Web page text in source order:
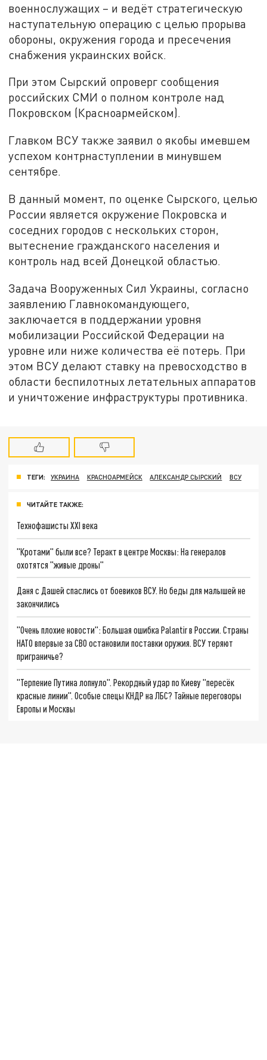
военнослужащих – и ведёт стратегическую
наступательную операцию с целью прорыва
обороны, окружения города и пресечения
снабжения украинских войск.
При этом Сырский опроверг сообщения
российских СМИ о полном контроле над
Покровском (Красноармейском).
Главком ВСУ также заявил о якобы имевшем
успехом контрнаступлении в минувшем
сентябре.
В данный момент, по оценке Сырского, целью
России является окружение Покровска и
соседних городов с нескольких сторон,
вытеснение гражданского населения и
контроль над всей Донецкой областью.
Задача Вооруженных Сил Украины, согласно
заявлению Главнокомандующего,
заключается в поддержании уровня
мобилизации Российской Федерации на
уровне или ниже количества её потерь. При
этом ВСУ делают ставку на превосходство в
области беспилотных летательных аппаратов
и уничтожение инфраструктуры противника.
ТЕГИ: УКРАИНА КРАСНОАРМЕЙСК АЛЕКСАНДР СЫРСКИЙ ВСУ
ЧИТАЙТЕ ТАКЖЕ:
Технофашисты XXI века
"Кротами" были все? Теракт в центре Москвы: На генералов
охотятся "живые дроны"
Даня с Дашей спаслись от боевиков ВСУ. Но беды для малышей не
закончились
"Очень плохие новости": Большая ошибка Palantir в России. Страны
НАТО впервые за СВО остановили поставки оружия. ВСУ теряют
приграничье?
"Терпение Путина лопнуло". Рекордный удар по Киеву "пересёк
красные линии". Особые спецы КНДР на ЛБС? Тайные переговоры
Европы и Москвы